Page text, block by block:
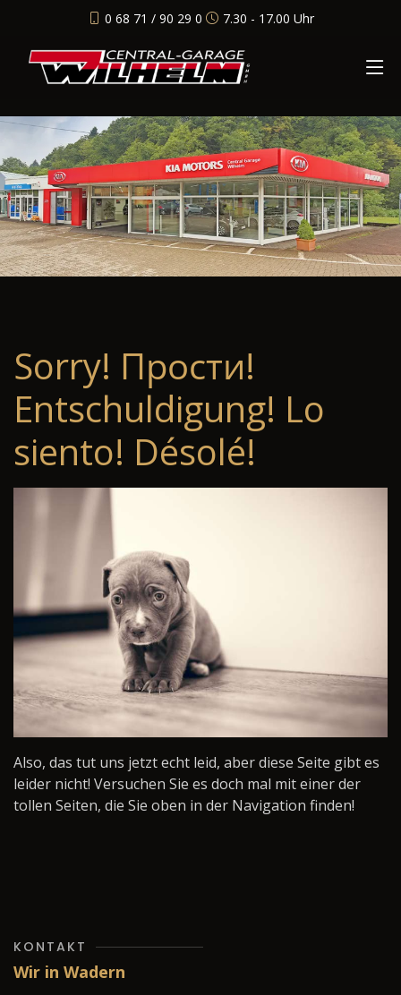
0 68 71 / 90 29 0 7.30 - 17.00 Uhr
Sorry! Прости!
Entschuldigung! Lo
siento! Désolé!
Also, das tut uns jetzt echt leid, aber diese Seite gibt es
leider nicht! Versuchen Sie es doch mal mit einer der
tollen Seiten, die Sie oben in der Navigation finden!
KONTAKT
Wir in Wadern